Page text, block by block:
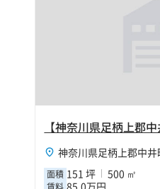
神奈川県足柄上郡中
面積 151 坪 500 ㎡
85.0万円